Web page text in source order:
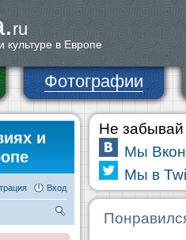
ru
культуре в Европе
Фотографии
и
Вход
Не забывай
Мы
Мы в